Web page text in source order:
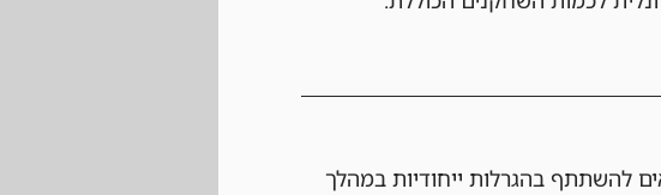
להשתתף בהגרלות ייחודיות במהלך